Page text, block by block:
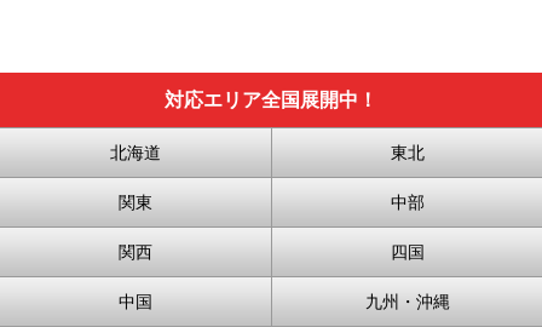
対応エリア全国展開中！
北海道 東北
関東 中部
関西 四国
中国 九州・沖縄